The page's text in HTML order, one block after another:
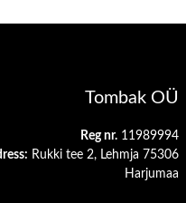
Tombak OÜ
Reg nr. 11989994
Rukki tee 2, Lehmja 75306
Harjumaa